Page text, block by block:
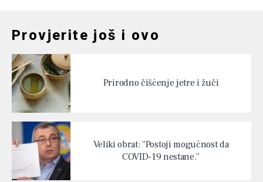
Provjerite još i ovo
Prirodno čišćenje jetre i žuči
Veliki obrat: “Postoji mogućnost da
COVID-19 nestane.”